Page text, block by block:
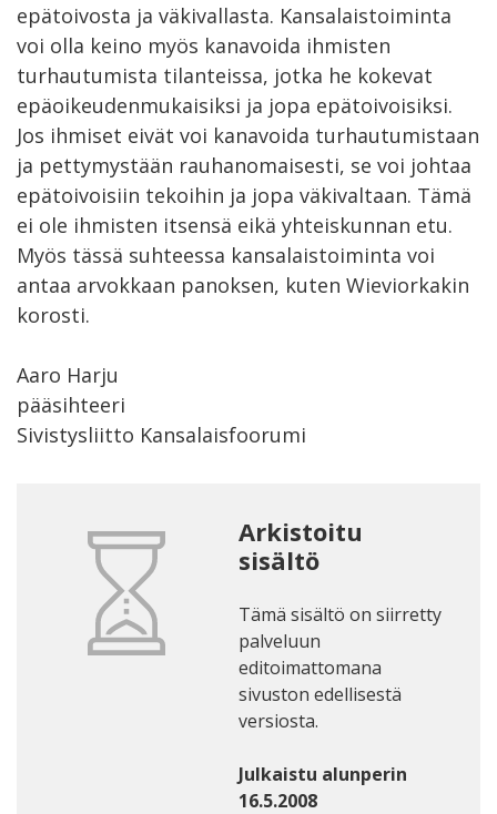
epätoivosta ja väkivallasta. Kansalaistoiminta
voi olla keino myös kanavoida ihmisten
turhautumista tilanteissa, jotka he kokevat
epäoikeudenmukaisiksi ja jopa epätoivoisiksi.
Jos ihmiset eivät voi kanavoida turhautumistaan
ja pettymystään rauhanomaisesti, se voi johtaa
epätoivoisiin tekoihin ja jopa väkivaltaan. Tämä
ei ole ihmisten itsensä eikä yhteiskunnan etu.
Myös tässä suhteessa kansalaistoiminta voi
antaa arvokkaan panoksen, kuten Wieviorkakin
korosti.
Aaro Harju
pääsihteeri
Sivistysliitto Kansalaisfoorumi
Arkistoitu
sisältö
Tämä sisältö on siirretty
palveluun
editoimattomana
sivuston edellisestä
versiosta.
Julkaistu alunperin
16.5.2008